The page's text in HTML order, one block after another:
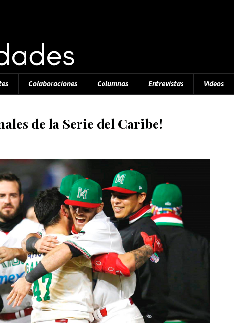
Colaboraciones Columnas Entrevistas Videos
de la Serie del Caribe!